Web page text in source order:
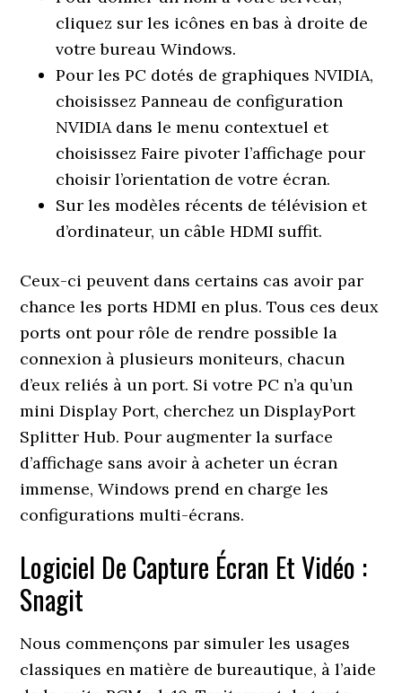
cliquez sur les icônes en bas à droite de
votre bureau Windows.
Pour les PC dotés de graphiques NVIDIA,
choisissez Panneau de configuration
NVIDIA dans le menu contextuel et
choisissez Faire pivoter l’affichage pour
choisir l’orientation de votre écran.
Sur les modèles récents de télévision et
d’ordinateur, un câble HDMI suffit.
Ceux-ci peuvent dans certains cas avoir par
chance les ports HDMI en plus. Tous ces deux
ports ont pour rôle de rendre possible la
connexion à plusieurs moniteurs, chacun
d’eux reliés à un port. Si votre PC n’a qu’un
mini Display Port, cherchez un DisplayPort
Splitter Hub. Pour augmenter la surface
d’affichage sans avoir à acheter un écran
immense, Windows prend en charge les
configurations multi-écrans.
Logiciel De Capture Écran Et Vidéo :
Snagit
Nous commençons par simuler les usages
classiques en matière de bureautique, à l’aide